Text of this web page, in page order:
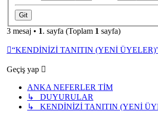
3 mesaj • 1. sayfa (Toplam 1 sayfa)
“KENDİNİZİ TANITIN (YENİ ÜYELER)”
Geçiş yap
ANKA NEFERLER TİM
↳ DUYURULAR
↳ KENDİNİZİ TANITIN (YENİ